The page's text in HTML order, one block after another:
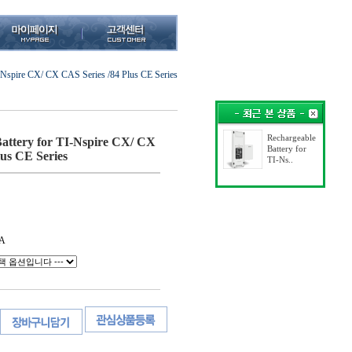
CX/ CX CAS Series /84 Plus CE Series
for TI-Nspire CX/ CX
CE Series
Rechargeable
Battery for
TI-Ns..